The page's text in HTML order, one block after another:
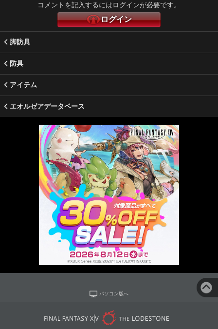
コメントを記入するにはログインが必要です。
ログイン
脚防具
防具
アイテム
エオルゼアデータベース
パソコン版へ